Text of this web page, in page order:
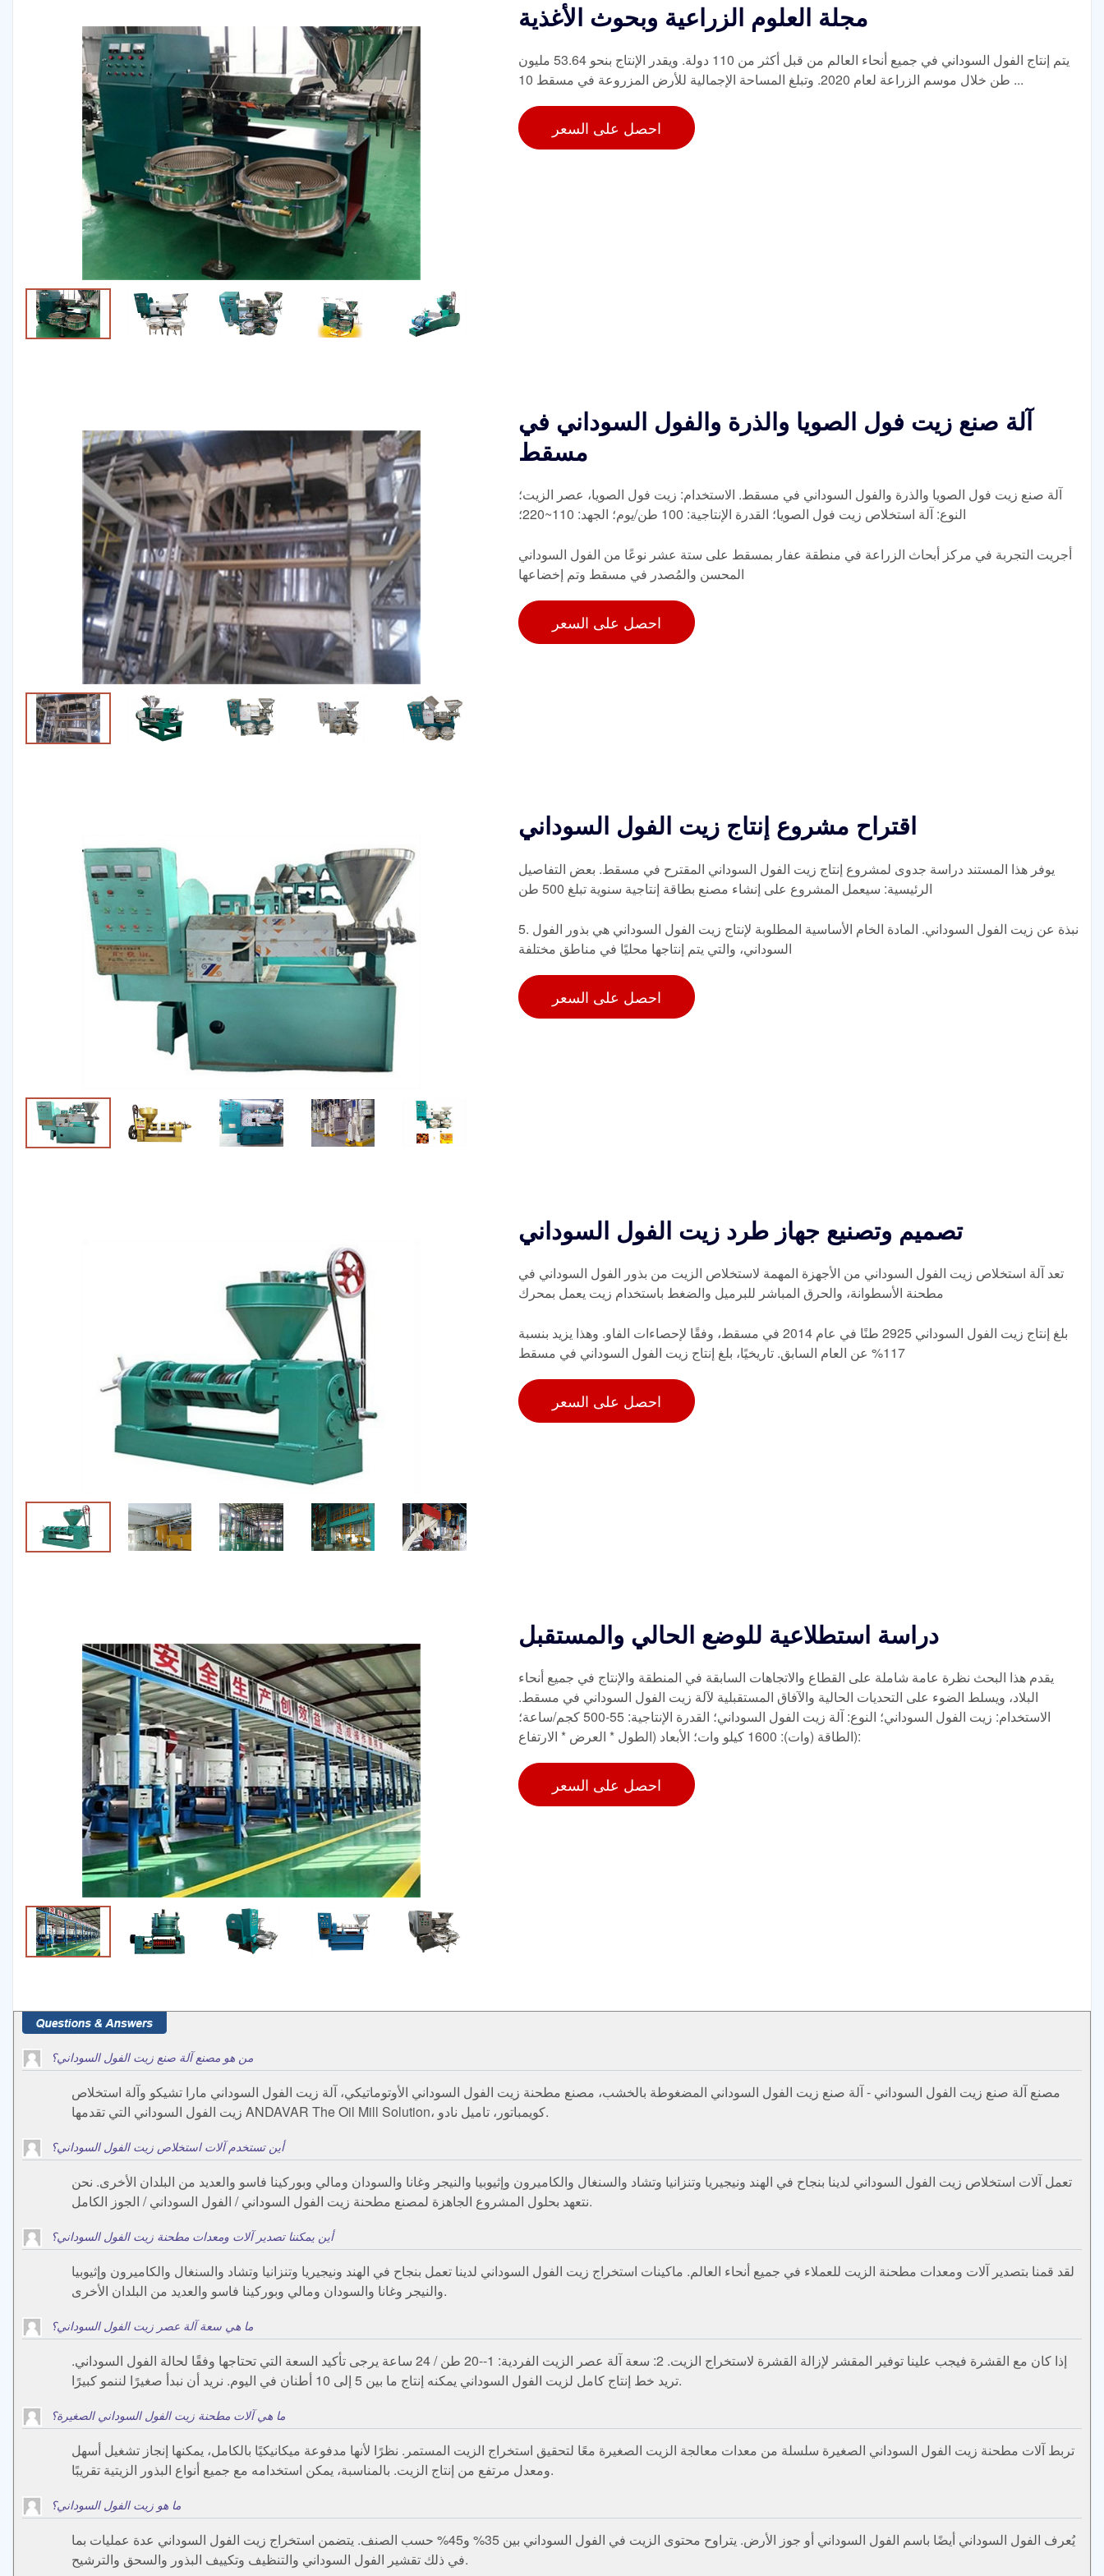
مجلة العلوم الزراعية وبحوث الأغذية
يتم إنتاج الفول السوداني في جميع أنحاء العالم من قبل أكثر من 110 دولة. ويقدر الإنتاج بنحو 53.64 مليون
طن خلال موسم الزراعة لعام 2020. وتبلغ المساحة الإجمالية للأرض المزروعة في مسقط 10 ...
احصل على السعر
آلة صنع زيت فول الصويا والذرة والفول السوداني في
مسقط
آلة صنع زيت فول الصويا والذرة والفول السوداني في مسقط. الاستخدام: زيت فول الصويا، عصر الزيت؛
النوع: آلة استخلاص زيت فول الصويا؛ القدرة الإنتاجية: 100 طن/يوم؛ الجهد: 110~220؛
أجريت التجربة في مركز أبحاث الزراعة في منطقة عفار بمسقط على ستة عشر نوعًا من الفول السوداني
المحسن والمُصدر في مسقط وتم إخضاعها
احصل على السعر
اقتراح مشروع إنتاج زيت الفول السوداني
يوفر هذا المستند دراسة جدوى لمشروع إنتاج زيت الفول السوداني المقترح في مسقط. بعض التفاصيل
الرئيسية: سيعمل المشروع على إنشاء مصنع بطاقة إنتاجية سنوية تبلغ 500 طن
5. نبذة عن زيت الفول السوداني. المادة الخام الأساسية المطلوبة لإنتاج زيت الفول السوداني هي بذور الفول
السوداني، والتي يتم إنتاجها محليًا في مناطق مختلفة
احصل على السعر
تصميم وتصنيع جهاز طرد زيت الفول السوداني
تعد آلة استخلاص زيت الفول السوداني من الأجهزة المهمة لاستخلاص الزيت من بذور الفول السوداني في
مطحنة الأسطوانة، والحرق المباشر للبرميل والضغط باستخدام زيت يعمل بمحرك
بلغ إنتاج زيت الفول السوداني 2925 طنًا في عام 2014 في مسقط، وفقًا لإحصاءات الفاو. وهذا يزيد بنسبة
117% عن العام السابق. تاريخيًا، بلغ إنتاج زيت الفول السوداني في مسقط
احصل على السعر
دراسة استطلاعية للوضع الحالي والمستقبل
يقدم هذا البحث نظرة عامة شاملة على القطاع والاتجاهات السابقة في المنطقة والإنتاج في جميع أنحاء
البلاد، ويسلط الضوء على التحديات الحالية والآفاق المستقبلية لآلة زيت الفول السوداني في مسقط.
الاستخدام: زيت الفول السوداني؛ النوع: آلة زيت الفول السوداني؛ القدرة الإنتاجية: 55-500 كجم/ساعة؛
الطاقة (وات): 1600 كيلو وات؛ الأبعاد (الطول * العرض * الارتفاع):
احصل على السعر
من هو مصنع آلة صنع زيت الفول السوداني؟
مصنع آلة صنع زيت الفول السوداني - آلة صنع زيت الفول السوداني المضغوطة بالخشب، مصنع مطحنة زيت الفول السوداني الأوتوماتيكي، آلة زيت الفول السوداني مارا تشيكو وآلة استخلاص
زيت الفول السوداني التي تقدمها ANDAVAR The Oil Mill Solution، كويمباتور، تاميل نادو.
أين تستخدم آلات استخلاص زيت الفول السوداني؟
تعمل آلات استخلاص زيت الفول السوداني لدينا بنجاح في الهند ونيجيريا وتنزانيا وتشاد والسنغال والكاميرون وإثيوبيا والنيجر وغانا والسودان ومالي وبوركينا فاسو والعديد من البلدان الأخرى. نحن
نتعهد بحلول المشروع الجاهزة لمصنع مطحنة زيت الفول السوداني / الفول السوداني / الجوز الكامل.
أين يمكننا تصدير آلات ومعدات مطحنة زيت الفول السوداني؟
لقد قمنا بتصدير آلات ومعدات مطحنة الزيت للعملاء في جميع أنحاء العالم. ماكينات استخراج زيت الفول السوداني لدينا تعمل بنجاح في الهند ونيجيريا وتنزانيا وتشاد والسنغال والكاميرون وإثيوبيا
والنيجر وغانا والسودان ومالي وبوركينا فاسو والعديد من البلدان الأخرى.
ما هي سعة آلة عصر زيت الفول السوداني؟
إذا كان مع القشرة فيجب علينا توفير المقشر لإزالة القشرة لاستخراج الزيت. 2: سعة آلة عصر الزيت الفردية: 1--20 طن / 24 ساعة يرجى تأكيد السعة التي تحتاجها وفقًا لحالة الفول السوداني.
تريد خط إنتاج كامل لزيت الفول السوداني يمكنه إنتاج ما بين 5 إلى 10 أطنان في اليوم. نريد أن نبدأ صغيرًا لننمو كبيرًا.
ما هي آلات مطحنة زيت الفول السوداني الصغيرة؟
تربط آلات مطحنة زيت الفول السوداني الصغيرة سلسلة من معدات معالجة الزيت الصغيرة معًا لتحقيق استخراج الزيت المستمر. نظرًا لأنها مدفوعة ميكانيكيًا بالكامل، يمكنها إنجاز تشغيل أسهل
ومعدل مرتفع من إنتاج الزيت. بالمناسبة، يمكن استخدامه مع جميع أنواع البذور الزيتية تقريبًا.
ما هو زيت الفول السوداني؟
يُعرف الفول السوداني أيضًا باسم الفول السوداني أو جوز الأرض. يتراوح محتوى الزيت في الفول السوداني بين 35% و45% حسب الصنف. يتضمن استخراج زيت الفول السوداني عدة عمليات بما
في ذلك تقشير الفول السوداني والتنظيف وتكييف البذور والسحق والترشيح.